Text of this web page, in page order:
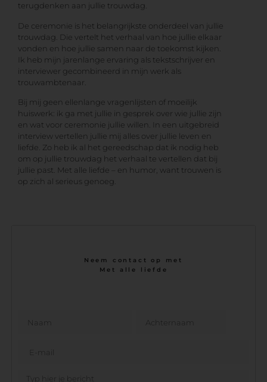
terugdenken aan jullie trouwdag.
De ceremonie is het belangrijkste onderdeel van jullie
trouwdag. Die vertelt het verhaal van hoe jullie elkaar
vonden en hoe jullie samen naar de toekomst kijken.
Ik heb mijn jarenlange ervaring als tekstschrijver en
interviewer gecombineerd in mijn werk als
trouwambtenaar.
Bij mij geen ellenlange vragenlijsten of moeilijk
huiswerk: ik ga met jullie in gesprek over wie jullie zijn
en wat voor ceremonie jullie willen. In een uitgebreid
interview vertellen jullie mij alles over jullie leven en
liefde. Zo heb ik al het gereedschap dat ik nodig heb
om op jullie trouwdag het verhaal te vertellen dat bij
jullie past. Met alle liefde – en humor, want trouwen is
op zich al serieus genoeg.
Neem contact op met
Met alle liefde